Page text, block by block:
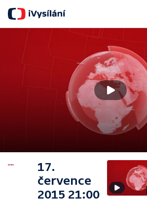
17.
července
2015 21:00